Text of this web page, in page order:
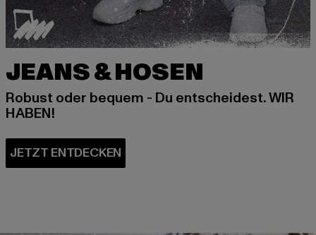
JEANS & HOSEN
Robust oder bequem - Du entscheidest. WIR
HABEN!